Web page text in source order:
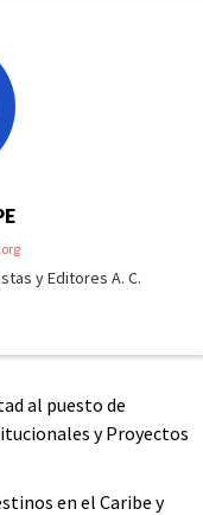
y Editores A. C.
al puesto de
y Proyectos
en el Caribe y